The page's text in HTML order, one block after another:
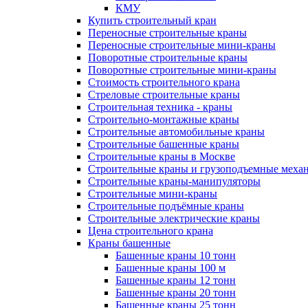
КМУ
Купить строительный кран
Переносные строительные краны
Переносные строительные мини-краны
Поворотные строительные краны
Поворотные строительные мини-краны
Стоимость строительного крана
Стреловые строительные краны
Строительная техника - краны
Строительно-монтажные краны
Строительные автомобильные краны
Строительные башенные краны
Строительные краны в Москве
Строительные краны и грузоподъемные
Строительные краны-манипуляторы
Строительные мини-краны
Строительные подъёмные краны
Строительные электрические краны
Цена строительного крана
Краны башенные
Башенные краны 10 тонн
Башенные краны 100 м
Башенные краны 12 тонн
Башенные краны 20 тонн
Башенные краны 25 тонн